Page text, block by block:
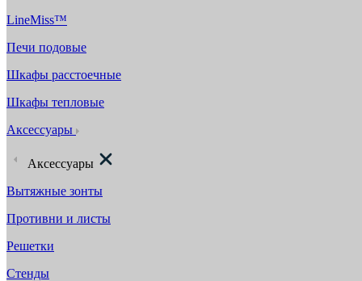
LineMiss™
Печи подовые
Шкафы расстоечные
Шкафы тепловые
Аксессуары
Аксессуары
Вытяжные зонты
Противни и листы
Решетки
Стенды